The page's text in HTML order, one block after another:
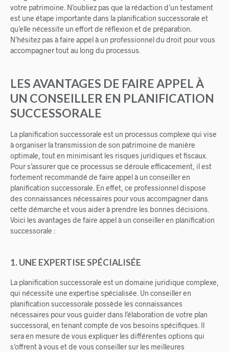
votre patrimoine. N’oubliez pas que la rédaction d’un testament
est une étape importante dans la planification successorale et
qu’elle nécessite un effort de réflexion et de préparation.
N’hésitez pas à faire appel à un professionnel du droit pour vous
accompagner tout au long du processus.
LES AVANTAGES DE FAIRE APPEL À
UN CONSEILLER EN PLANIFICATION
SUCCESSORALE
La planification successorale est un processus complexe qui vise
à organiser la transmission de son patrimoine de manière
optimale, tout en minimisant les risques juridiques et fiscaux.
Pour s’assurer que ce processus se déroule efficacement, il est
fortement recommandé de faire appel à un conseiller en
planification successorale. En effet, ce professionnel dispose
des connaissances nécessaires pour vous accompagner dans
cette démarche et vous aider à prendre les bonnes décisions.
Voici les avantages de faire appel à un conseiller en planification
successorale :
1. UNE EXPERTISE SPÉCIALISÉE
La planification successorale est un domaine juridique complexe,
qui nécessite une expertise spécialisée. Un conseiller en
planification successorale possède les connaissances
nécessaires pour vous guider dans l’élaboration de votre plan
successoral, en tenant compte de vos besoins spécifiques. Il
sera en mesure de vous expliquer les différentes options qui
s’offrent à vous et de vous conseiller sur les meilleures